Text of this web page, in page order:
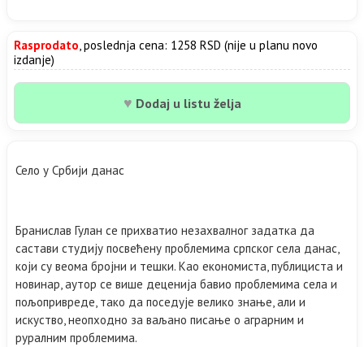
Rasprodato, poslednja cena: 1258 RSD (nije u planu novo
izdanje)
♥ Dodaj u listu želja
Село у Србији данас
Бранислав Гулан се прихватио незахвалног задатка да
састави студију посвећену проблемима српског села данас,
који су веома бројни и тешки. Као економиста, публициста и
новинар, аутор се више деценија бавио проблемима села и
пољопривреде, тако да поседује велико знање, али и
искуство, неопходно за ваљано писање о аграрним и
руралним проблемима.